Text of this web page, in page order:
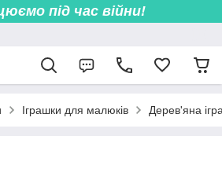
під час війни!
Іграшки для малюків Дерев'яна